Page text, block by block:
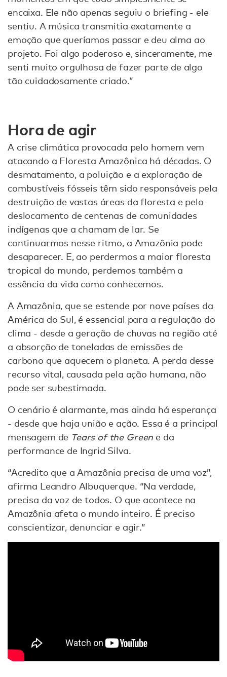
encaixa. Ele não apenas seguiu o briefing - ele
sentiu. A música transmitia exatamente a
emoção que queríamos passar e deu alma ao
projeto. Foi algo poderoso e, sinceramente, me
senti muito orgulhosa de fazer parte de algo
tão cuidadosamente criado.”
Hora de agir
A crise climática provocada pelo homem vem
atacando a Floresta Amazônica há décadas. O
desmatamento, a poluição e a exploração de
combustíveis fósseis têm sido responsáveis pela
destruição de vastas áreas da floresta e pelo
deslocamento de centenas de comunidades
indígenas que a chamam de lar. Se
continuarmos nesse ritmo, a Amazônia pode
desaparecer. E, ao perdermos a maior floresta
tropical do mundo, perdemos também a
essência da vida como conhecemos.
A Amazônia, que se estende por nove países da
América do Sul, é essencial para a regulação do
clima - desde a geração de chuvas na região até
a absorção de toneladas de emissões de
carbono que aquecem o planeta. A perda desse
recurso vital, causada pela ação humana, não
pode ser subestimada.
O cenário é alarmante, mas ainda há esperança
- desde que haja união e ação. Essa é a principal
mensagem de Tears of the Green e da
performance de Ingrid Silva.
“Acredito que a Amazônia precisa de uma voz”,
afirma Leandro Albuquerque. “Na verdade,
precisa da voz de todos. O que acontece na
Amazônia afeta o mundo inteiro. É preciso
conscientizar, denunciar e agir.”